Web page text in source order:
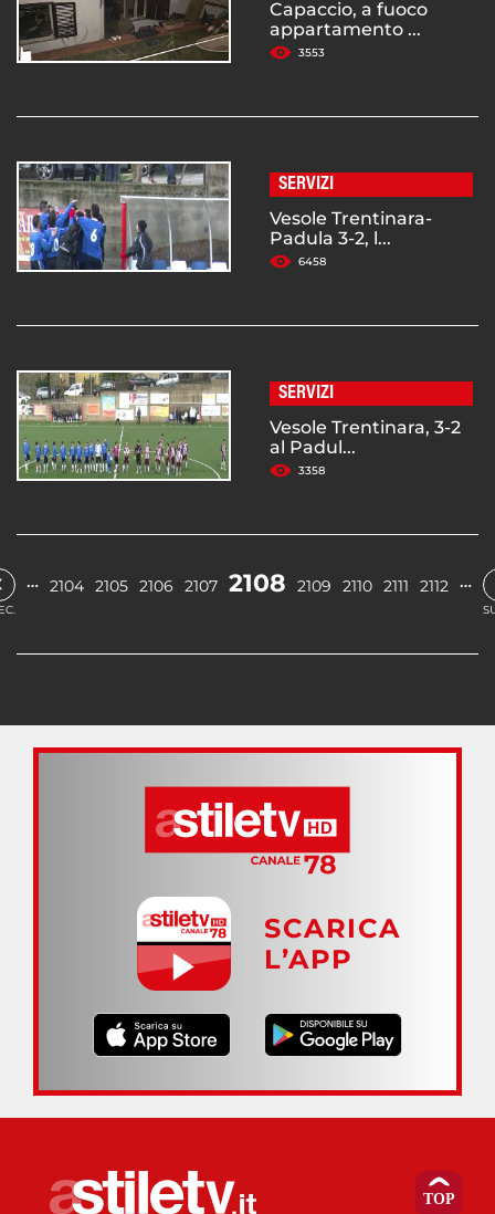
Capaccio, a fuoco
appartamento ...
3553
SERVIZI
Vesole Trentinara-
Padula 3-2, l...
6458
SERVIZI
Vesole Trentinara, 3-2
al Padul...
3358
… 2104 2105 2106 2107 2108 2109 2110 2111 2112 …
SCARICA
L’APP